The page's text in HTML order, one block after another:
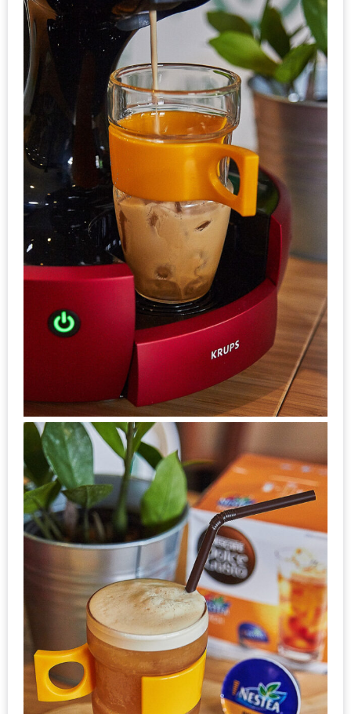
อาหาร
พรีเมียม
กี้
เนื้อ
หมู
คู
บูต
ะ
ที่
AIKO
(THE
UP,
RAMA
3)
อาหาร
โดน
ใจ
ภาพ
ใส
ปิ๊
งด้วย
HUAWEI